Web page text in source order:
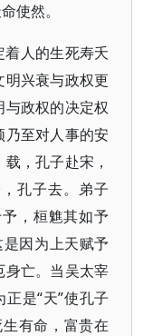
使然。
人的生死寿夭
兴衰与政权更
政权的决定权
乃至对人事的安
，孔子赴宋，
孔子去。弟子
，桓魋其如予
因为上天赋予
亡。当吴太宰
是“天”使孔子
有命，富贵在